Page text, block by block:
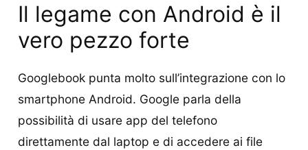
Il legame con Android è il
vero pezzo forte
Googlebook punta molto sull’integrazione con lo
smartphone Android. Google parla della
possibilità di usare app del telefono
direttamente dal laptop e di accedere ai file